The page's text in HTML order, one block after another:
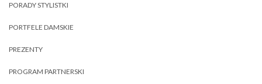
PORADY STYLISTKI
PORTFELE DAMSKIE
PREZENTY
PROGRAM PARTNERSKI